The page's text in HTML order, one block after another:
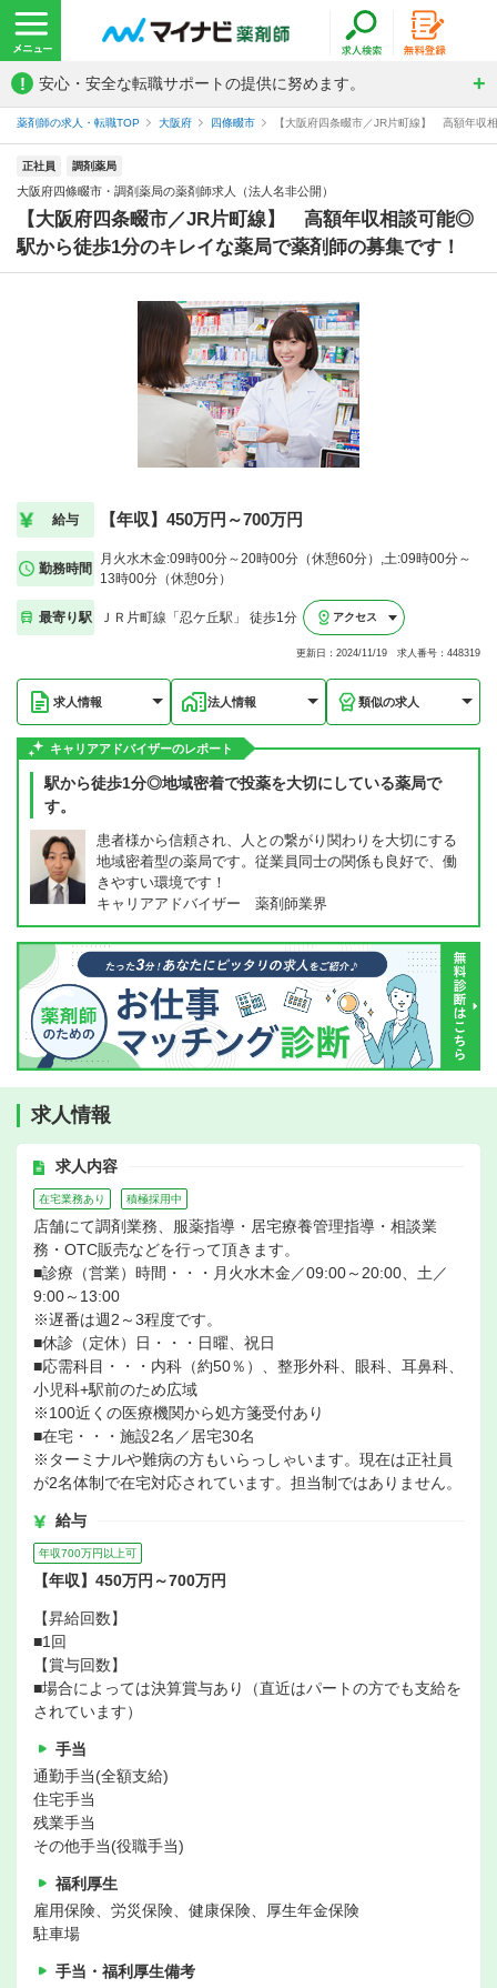
! 安心・安全な転職サポートの提供に努めます。
薬剤師の求人・転職TOP 大阪府 四條畷市 【大阪府四条畷市／JR片町線】 高額年収
正社員 調剤薬局
大阪府四條畷市・調剤薬局の薬剤師求人（法人名非公開）
【大阪府四条畷市／JR片町線】 高額年収相談可能◎
駅から徒歩1分のキレイな薬局で薬剤師の募集です！
給与 【年収】450万円～700万円
勤務時間
月火水木金:09時00分～20時00分（休憩60分）,土:09時00分～
13時00分（休憩0分）
最寄り駅 ＪＲ片町線「忍ケ丘駅」 徒歩1分 アクセス
更新日：2024/11/19 求人番号：448319
求人情報 法人情報 類似の求人
キャリアアドバイザーのレポート
駅から徒歩1分◎地域密着で投薬を大切にしている薬局で
す。
患者様から信頼され、人との繋がり関わりを大切にする
地域密着型の薬局です。従業員同士の関係も良好で、働
きやすい環境です！
キャリアアドバイザー 薬剤師業界
求人情報
求人内容
在宅業務あり 積極採用中
店舗にて調剤業務、服薬指導・居宅療養管理指導・相談業
務・OTC販売などを行って頂きます。
■診療（営業）時間・・・月火水木金／09:00～20:00、土／
9:00～13:00
※遅番は週2～3程度です。
■休診（定休）日・・・日曜、祝日
■応需科目・・・内科（約50％）、整形外科、眼科、耳鼻科、
小児科+駅前のため広域
※100近くの医療機関から処方箋受付あり
■在宅・・・施設2名／居宅30名
※ターミナルや難病の方もいらっしゃいます。現在は正社員
が2名体制で在宅対応されています。担当制ではありません。
給与
年収700万円以上可
【年収】450万円～700万円
【昇給回数】
■1回
【賞与回数】
■場合によっては決算賞与あり（直近はパートの方でも支給を
されています）
手当
通勤手当(全額支給)
住宅手当
残業手当
その他手当(役職手当)
福利厚生
雇用保険、労災保険、健康保険、厚生年金保険
駐車場
手当・福利厚生備考